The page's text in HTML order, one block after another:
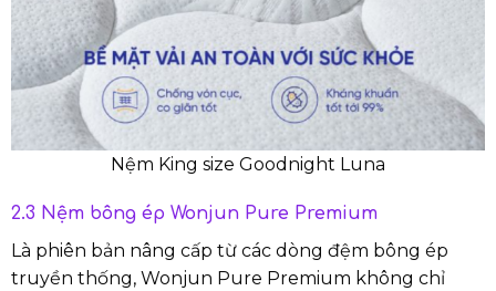
Nệm King size Goodnight Luna
2.3 Nệm bông ép Wonjun Pure Premium
Là phiên bản nâng cấp từ các dòng đệm bông ép
truyền thống, Wonjun Pure Premium không chỉ